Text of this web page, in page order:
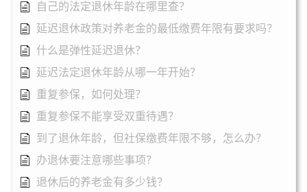
自己的法定退休年龄在哪里查？
延迟退休政策对养老金的最低缴费年限有要求吗？
什么是弹性延迟退休？
延迟法定退休年龄从哪一年开始？
重复参保，如何处理？
重复参保不能享受双重待遇？
到了退休年龄，但社保缴费年限不够，怎么办？
办退休要注意哪些事项？
退休后的养老金有多少钱？